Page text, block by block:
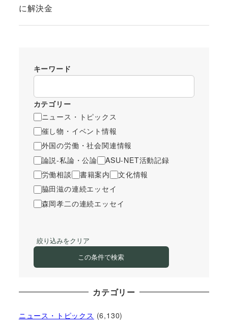
に解決金
キーワード
カテゴリー
ニュース・トピックス
催し物・イベント情報
外国の労働・社会関連情報
論説-私論・公論
ASU-NET活動記録
労働相談
書籍案内
文化情報
脇田滋の連続エッセイ
森岡孝二の連続エッセイ
絞り込みをクリア
この条件で検索
カテゴリー
ニュース・トピックス (6,130)